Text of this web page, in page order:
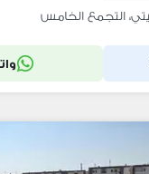
التجمع الخامس